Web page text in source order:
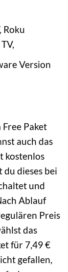
Roku
Version
Paket
auch das
kostenlos
dieses bei
und
Ablauf
Preis
das
für 7,49 €
gefallen,